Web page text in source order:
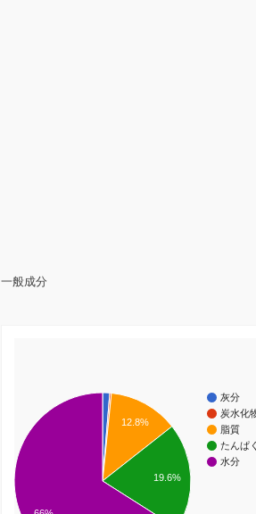
一般成分
灰分
炭水化
脂質
たんぱ
水分
12.8%
19.6%